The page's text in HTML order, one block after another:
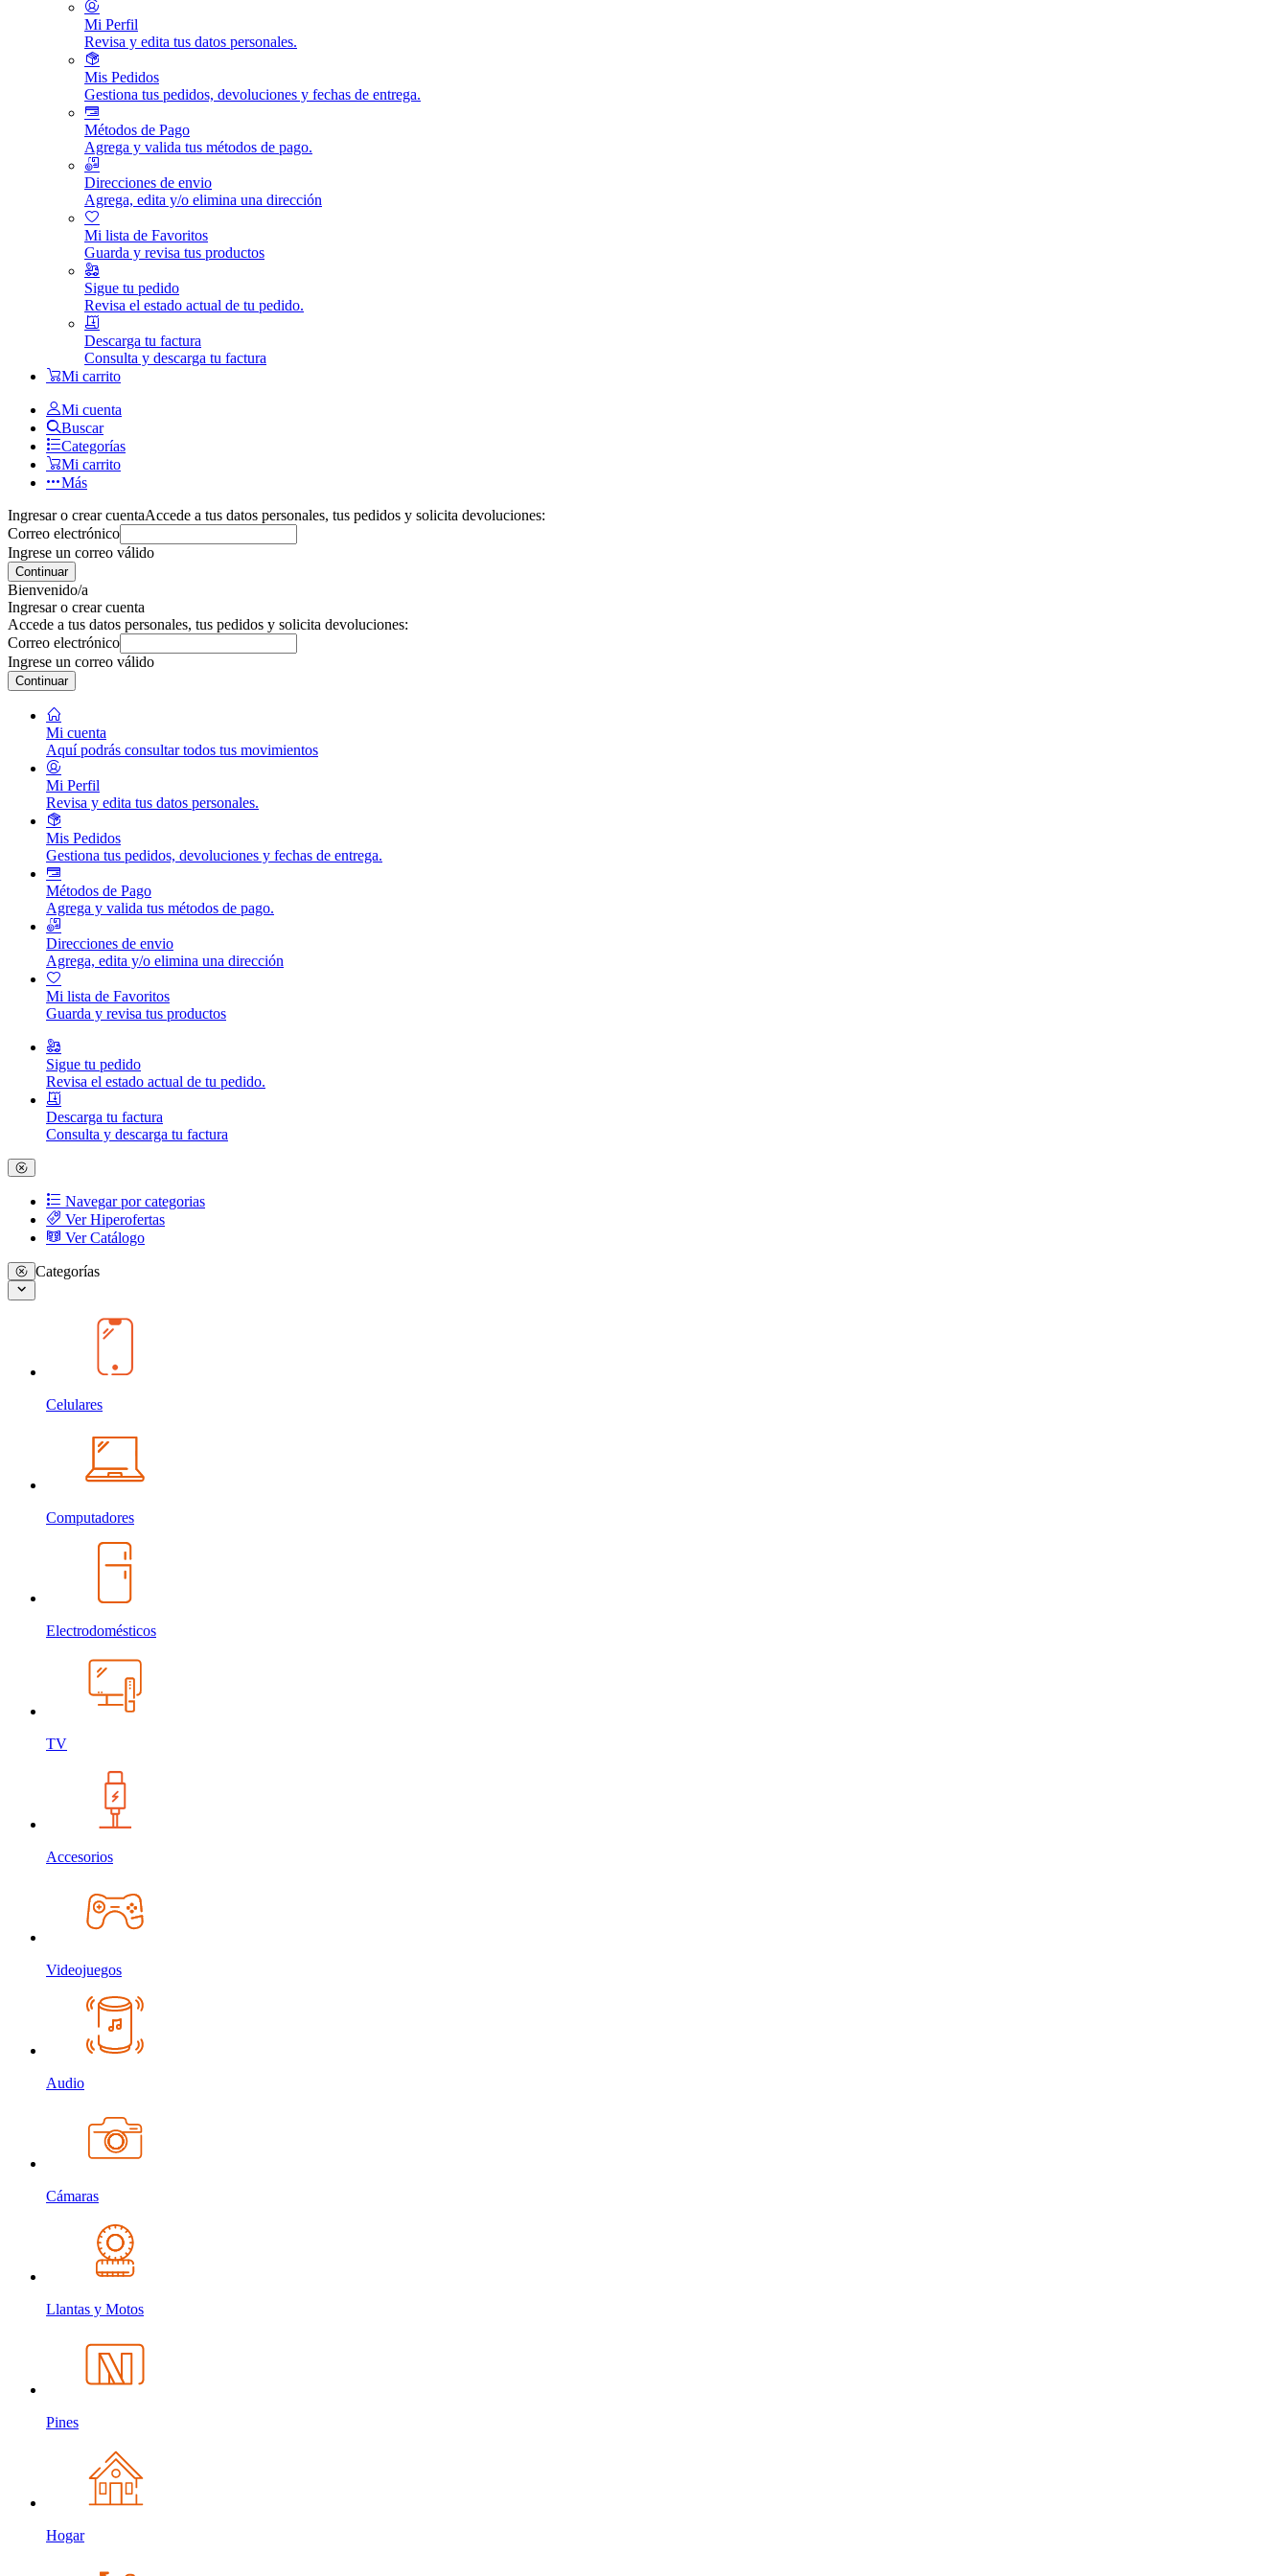
Mi Perfil
Revisa y edita tus datos personales.
Mis Pedidos
Gestiona tus pedidos, devoluciones y fechas de entrega.
Métodos de Pago
Agrega y valida tus métodos de pago.
Direcciones de envio
Agrega, edita y/o elimina una dirección
Mi lista de Favoritos
Guarda y revisa tus productos
Sigue tu pedido
Revisa el estado actual de tu pedido.
Descarga tu factura
Consulta y descarga tu factura
Mi carrito
Mi cuenta
Buscar
Categorías
Mi carrito
Más
Ingresar o crear cuentaAccede a tus datos personales, tus pedidos y solicita devoluciones:
Correo electrónico
Ingrese un correo válido
Continuar
Bienvenido/a
Ingresar o crear cuenta
Accede a tus datos personales, tus pedidos y solicita devoluciones:
Correo electrónico
Ingrese un correo válido
Continuar
Mi cuenta
Aquí podrás consultar todos tus movimientos
Mi Perfil
Revisa y edita tus datos personales.
Mis Pedidos
Gestiona tus pedidos, devoluciones y fechas de entrega.
Métodos de Pago
Agrega y valida tus métodos de pago.
Direcciones de envio
Agrega, edita y/o elimina una dirección
Mi lista de Favoritos
Guarda y revisa tus productos
Sigue tu pedido
Revisa el estado actual de tu pedido.
Descarga tu factura
Consulta y descarga tu factura
Navegar por categorias
Ver Hiperofertas
Ver Catálogo
Categorías
Celulares
Computadores
Electrodomésticos
TV
Accesorios
Videojuegos
Audio
Cámaras
Llantas y Motos
Pines
Hogar